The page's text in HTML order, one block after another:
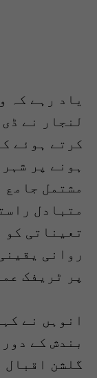
یاد رہے کہ
لنجار نے
کرتے ہوئے
ہونے پر
مشتمل جامع
متبادل
تعیناتی کو
روانی
پر ٹریفک
انوہں نے
بندش کے
گلشن اقبال